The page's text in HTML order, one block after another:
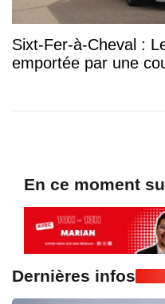
Sixt-Fer-à-Cheval :
emportée par une
En ce moment
Dernières infos